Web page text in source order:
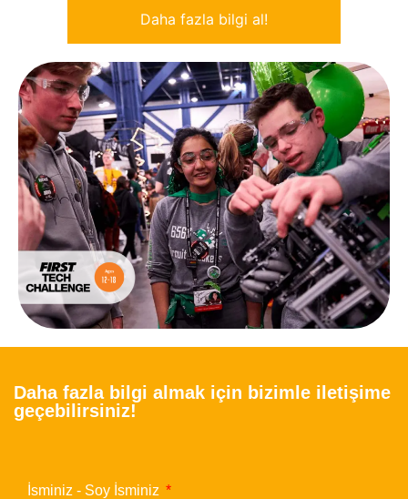
Daha fazla bilgi al!
Daha fazla bilgi almak için bizimle iletişime
geçebilirsiniz!
İsminiz - Soy İsminiz